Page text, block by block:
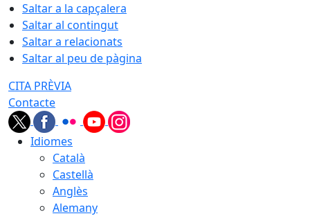
Saltar a la capçalera
Saltar al contingut
Saltar a relacionats
Saltar al peu de pàgina
CITA PRÈVIA
Contacte
Idiomes
Català
Castellà
Anglès
Alemany